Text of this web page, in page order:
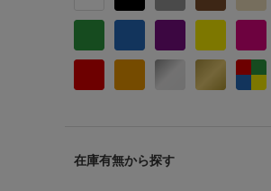
在庫有無